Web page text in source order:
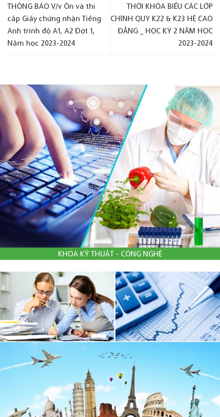
THÔNG BÁO V/v Ôn và thi
cấp Giấy chứng nhận Tiếng
Anh trình độ A1, A2 Đợt 1,
Năm học 2023-2024
THỜI KHÓA BIỂU CÁC LỚP
CHÍNH QUY K22 & K23 HỆ CAO
ĐẲNG _ HỌC KỲ 2 NĂM HỌC
2023-2024
KHOA KỸ THUẬT - CÔNG NGHỆ